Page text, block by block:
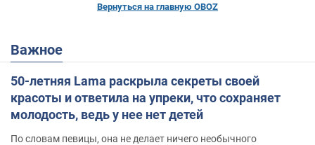
Вернуться на главную OBOZ
Важное
50-летняя Lama раскрыла секреты своей
красоты и ответила на упреки, что сохраняет
молодость, ведь у нее нет детей
По словам певицы, она не делает ничего необычного